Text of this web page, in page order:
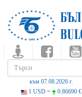
към 07.08.2026 г.
1 USD =
0.86690 €